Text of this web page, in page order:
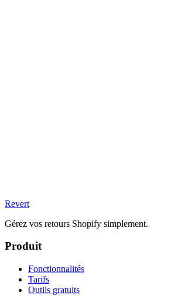
Revert
Gérez vos retours Shopify simplement.
Produit
Fonctionnalités
Tarifs
Outils gratuits